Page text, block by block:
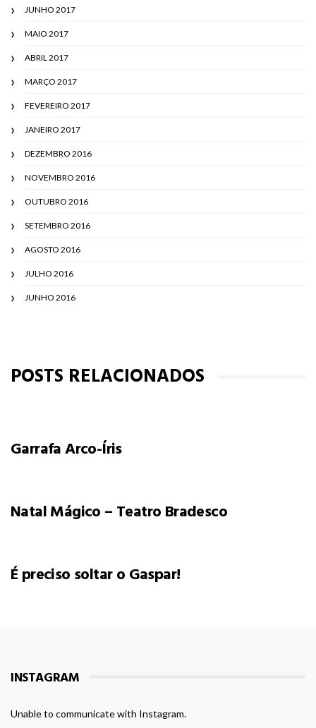
JUNHO 2017
MAIO 2017
ABRIL 2017
MARÇO 2017
FEVEREIRO 2017
JANEIRO 2017
DEZEMBRO 2016
NOVEMBRO 2016
OUTUBRO 2016
SETEMBRO 2016
AGOSTO 2016
JULHO 2016
JUNHO 2016
POSTS RELACIONADOS
Garrafa Arco-Íris
Natal Mágico – Teatro Bradesco
É preciso soltar o Gaspar!
INSTAGRAM
Unable to communicate with Instagram.